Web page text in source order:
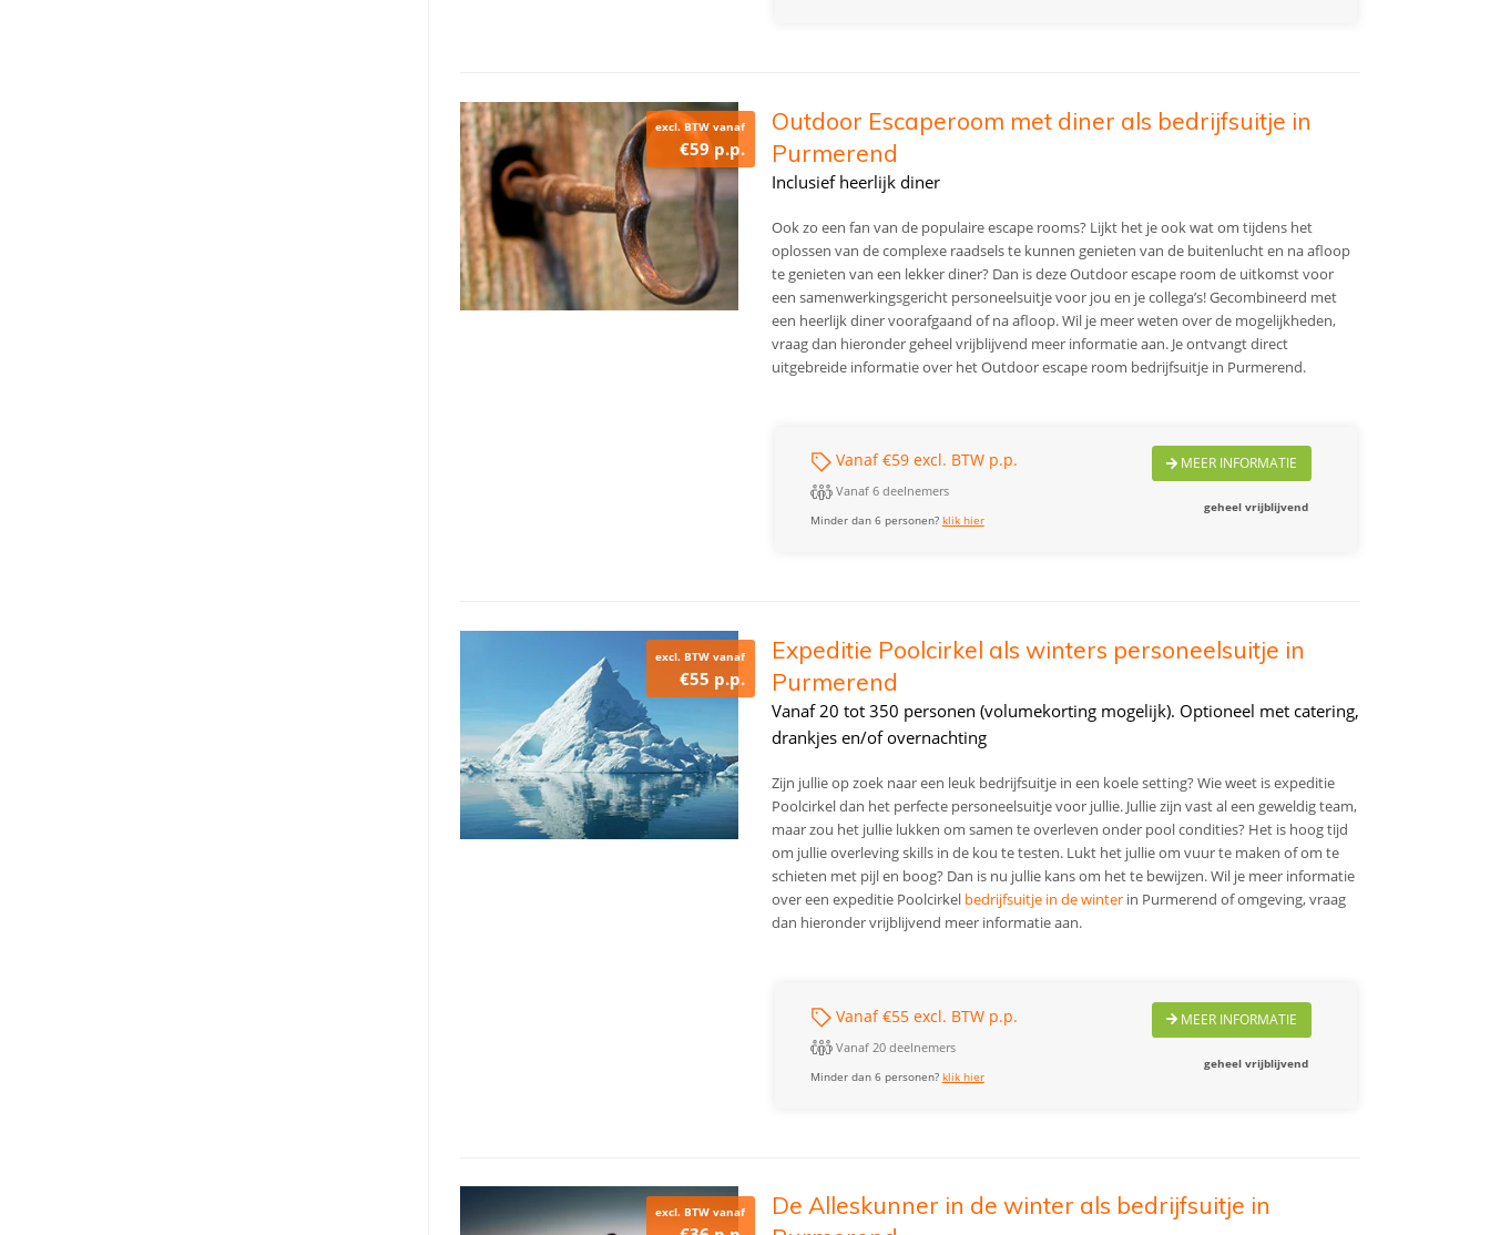
excl. BTW vanaf
€59 p.p.
Outdoor Escaperoom met diner als bedrijfsuitje in
Purmerend
Inclusief heerlijk diner
Ook zo een fan van de populaire escape rooms? Lijkt het je ook wat om tijdens het
oplossen van de complexe raadsels te kunnen genieten van de buitenlucht en na afloop
te genieten van een lekker diner? Dan is deze Outdoor escape room de uitkomst voor
een samenwerkingsgericht personeelsuitje voor jou en je collega’s! Gecombineerd met
een heerlijk diner voorafgaand of na afloop. Wil je meer weten over de mogelijkheden,
vraag dan hieronder geheel vrijblijvend meer informatie aan. Je ontvangt direct
uitgebreide informatie over het Outdoor escape room bedrijfsuitje in Purmerend.
Vanaf €59 excl. BTW p.p.
Vanaf 6 deelnemers
Minder dan 6 personen? klik hier
MEER INFORMATIE
geheel vrijblijvend
excl. BTW vanaf
€55 p.p.
Expeditie Poolcirkel als winters personeelsuitje in
Purmerend
Vanaf 20 tot 350 personen (volumekorting mogelijk). Optioneel met catering,
drankjes en/of overnachting
Zijn jullie op zoek naar een leuk bedrijfsuitje in een koele setting? Wie weet is expeditie
Poolcirkel dan het perfecte personeelsuitje voor jullie. Jullie zijn vast al een geweldig team,
maar zou het jullie lukken om samen te overleven onder pool condities? Het is hoog tijd
om jullie overleving skills in de kou te testen. Lukt het jullie om vuur te maken of om te
schieten met pijl en boog? Dan is nu jullie kans om het te bewijzen.Wil je meer informatie
over een expeditie Poolcirkel bedrijfsuitje in de winterin Purmerend of omgeving, vraag
dan hieronder vrijblijvend meer informatie aan.
Vanaf €55 excl. BTW p.p.
Vanaf 20 deelnemers
Minder dan 6 personen? klik hier
MEER INFORMATIE
geheel vrijblijvend
excl. BTW vanaf
De Alleskunner in de winter als bedrijfsuitje in